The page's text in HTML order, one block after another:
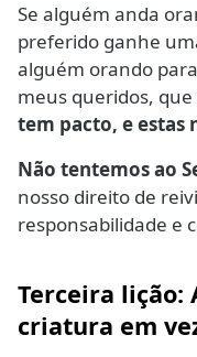
Se alguém anda
preferido ganhe
alguém orando
meus queridos, que
tem pacto, e estas
Não tentemos ao
nosso direito de
responsabilidade e
Terceira lição:
criatura em